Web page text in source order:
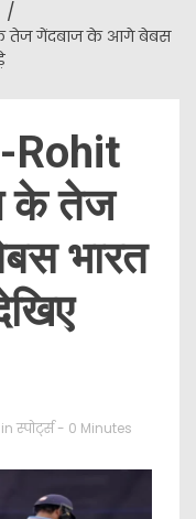
के तेज गेंदबाज के आगे बेबस
Rohit
के तेज
भारत
in स्पोर्ट्स - 0 Minutes